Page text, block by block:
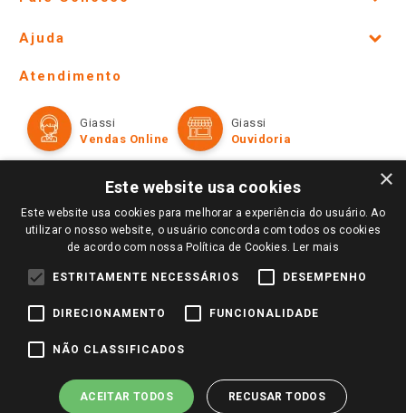
Lojas Físicas e Horários
Ofertas
Televendas
Amigo Giassi
Trabalhe Conosco
Identidade Visual
Ajuda
Formas de Pagamento
Políticas de entrega
Trocas e Devoluções
Atendimento
Giassi
Vendas Online
Giassi
Ouvidoria
Redes Sociais
Pagamento e Segurança
×
Este website usa cookies
Este website usa cookies para melhorar a experiência do usuário. Ao
utilizar o nosso website, o usuário concorda com todos os cookies
de acordo com nossa Política de Cookies. Ler mais
ESTRITAMENTE NECESSÁRIOS DESEMPENHO
DIRECIONAMENTO FUNCIONALIDADE
NÃO CLASSIFICADOS
ACEITAR TODOS RECUSAR TODOS